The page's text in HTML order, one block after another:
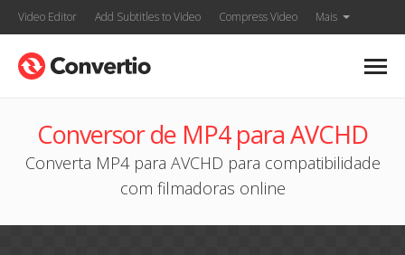
Video Editor Add Subtitles to Video Compress Video Mais
Conversor de MP4 para AVCHD
Converta MP4 para AVCHD para compatibilidade
com filmadoras online